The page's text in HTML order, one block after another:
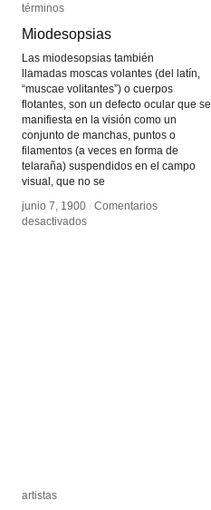
términos
Miodesopsias
Las miodesopsias también
llamadas moscas volantes (del latín,
“muscae volitantes”) o cuerpos
flotantes, son un defecto ocular que se
manifiesta en la visión como un
conjunto de manchas, puntos o
filamentos (a veces en forma de
telaraña) suspendidos en el campo
visual, que no se
junio 7, 1900 / Comentarios
desactivadosen
términos
Miodesopsias
junio 7, 1900 / Comentarios
desactivadosen
artistas
artistas